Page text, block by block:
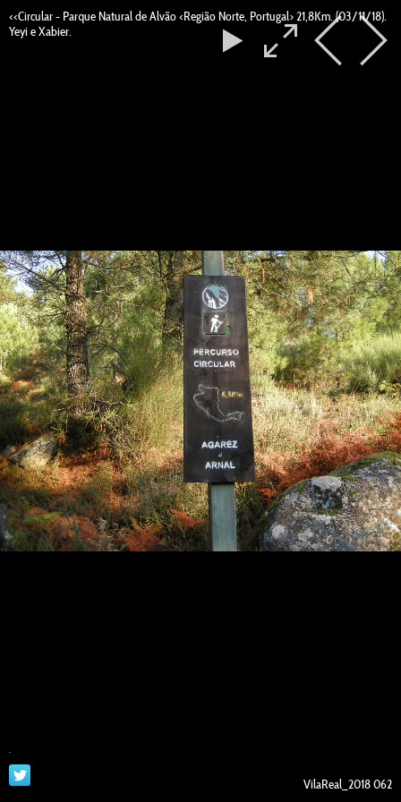
VilaReal_2018 062
<<Circular - Parque Natural de Alvão <Região Norte, Portugal> 21,8Km. (03/11/18).
Yeyi e Xabier.
.